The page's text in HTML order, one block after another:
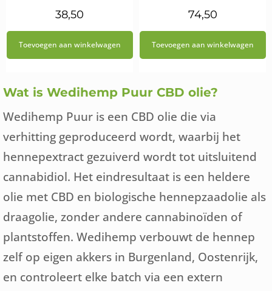
38,50
Toevoegen aan winkelwagen
74,50
Toevoegen aan winkelwagen
Wat is Wedihemp Puur CBD olie?
Wedihemp Puur is een CBD olie die via
verhitting geproduceerd wordt, waarbij het
hennepextract gezuiverd wordt tot uitsluitend
cannabidiol. Het eindresultaat is een heldere
olie met CBD en biologische hennepzaadolie als
draagolie, zonder andere cannabinoïden of
plantstoffen. Wedihemp verbouwt de hennep
zelf op eigen akkers in Burgenland, Oostenrijk,
en controleert elke batch via een extern